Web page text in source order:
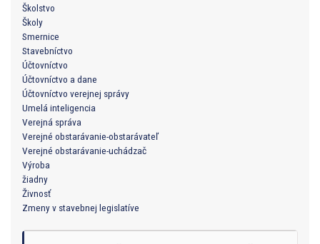
Školstvo
Školy
Smernice
Stavebníctvo
Účtovníctvo
Účtovníctvo a dane
Účtovníctvo verejnej správy
Umelá inteligencia
Verejná správa
Verejné obstarávanie-obstarávateľ
Verejné obstarávanie-uchádzač
Výroba
žiadny
Živnosť
Zmeny v stavebnej legislatíve